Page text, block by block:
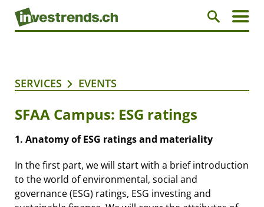
SERVICES EVENTS
SFAA Campus: ESG ratings
1. Anatomy of ESG ratings and materiality
In the first part, we will start with a brief introduction
to the world of environmental, social and
governance (ESG) ratings, ESG investing and